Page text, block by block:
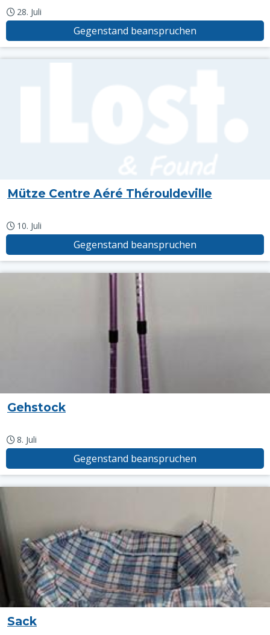
28. Juli
Gegenstand beanspruchen
Mütze Centre Aéré Thérouldeville
10. Juli
Gegenstand beanspruchen
Gehstock
8. Juli
Gegenstand beanspruchen
Sack